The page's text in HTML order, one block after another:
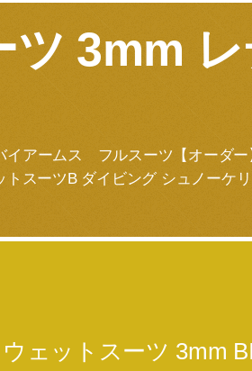
ツ 3mm
イアームス フルスーツ【オーダ
トスーツB ダイビング シュノー
ウェットスーツ 3mm